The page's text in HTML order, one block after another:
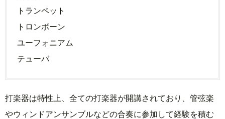
トランペット
トロンボーン
ユーフォニアム
テューバ
打楽器は特性上、全ての打楽器が開講されており、管弦楽
やウィンドアンサンブルなどの合奏に参加して経験を積む